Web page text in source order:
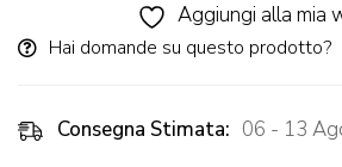
Aggiungi alla mia
Hai domande su questo prodotto?
Consegna Stimata: 06 - 13